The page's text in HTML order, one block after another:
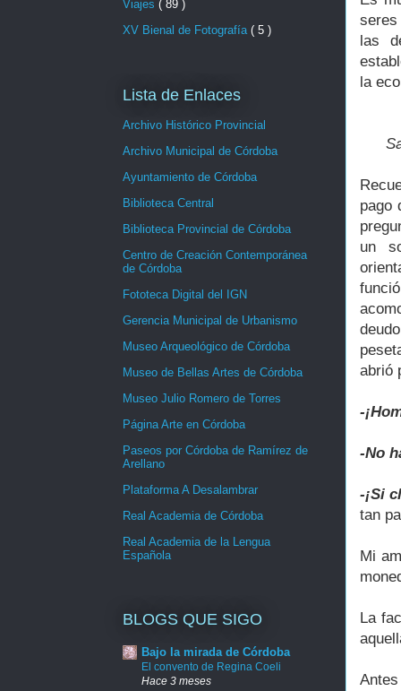
las
la
pago
un
abrió
-
-No
-¡Si
tan
Mi
La
Viajes ( 89 )
XV Bienal de Fotografía ( 5 )
Lista de Enlaces
Archivo Histórico Provincial
Archivo Municipal de Córdoba
Ayuntamiento de Córdoba
Biblioteca Central
Biblioteca Provincial de Córdoba
Centro de Creación Contemporánea
de Córdoba
Fototeca Digital del IGN
Gerencia Municipal de Urbanismo
Museo Arqueológico de Córdoba
Museo de Bellas Artes de Córdoba
Museo Julio Romero de Torres
Página Arte en Córdoba
Paseos por Córdoba de Ramírez de
Arellano
Plataforma A Desalambrar
Real Academia de Córdoba
Real Academia de la Lengua
Española
BLOGS QUE SIGO
Bajo la mirada de Córdoba
El convento de Regina Coeli
Hace 3 meses